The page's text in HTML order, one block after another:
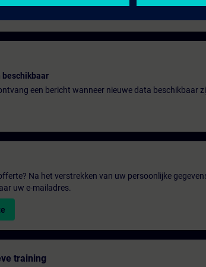
beschikbaar
een bericht wanneer nieuwe data beschikbaar
Na het verstrekken van uw persoonlijke
uw e-mailadres.
training